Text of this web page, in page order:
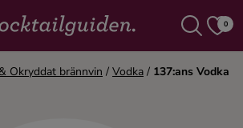
0
Okryddat brännvin / Vodka / 137:ans Vodka